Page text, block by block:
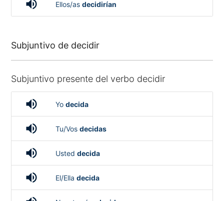
volume_up Ellos/as decidirían
Subjuntivo de decidir
Subjuntivo presente del verbo decidir
volume_up Yo decida
volume_up Tu/Vos decidas
volume_up Usted decida
volume_up El/Ella decida